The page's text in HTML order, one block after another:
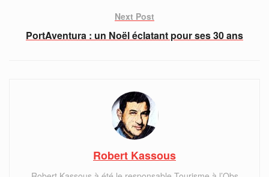
Next Post
PortAventura : un Noël éclatant pour ses 30 ans
Robert Kassous